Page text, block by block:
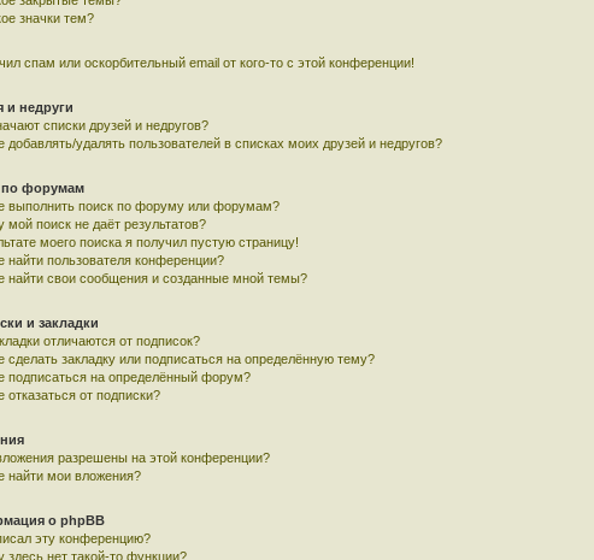
значки тем?
спам или оскорбительный email от кого-то с этой конференции!
и недруги
списки друзей и недругов?
добавлять/удалять пользователей в списках моих друзей и недругов?
по форумам
выполнить поиск по форуму или форумам?
мой поиск не даёт результатов?
моего поиска я получил пустую страницу!
найти пользователя конференции?
найти свои сообщения и созданные мной темы?
и закладки
отличаются от подписок?
сделать закладку или подписаться на определённую тему?
подписаться на определённый форум?
отказаться от подписки?
разрешены на этой конференции?
найти мои вложения?
о phpBB
эту конференцию?
здесь нет такой-то функции?